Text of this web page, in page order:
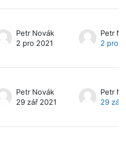
Petr Novák
2 pro 2021
Petr
2 pro
Petr Novák
29 zář 2021
Petr
29 zář